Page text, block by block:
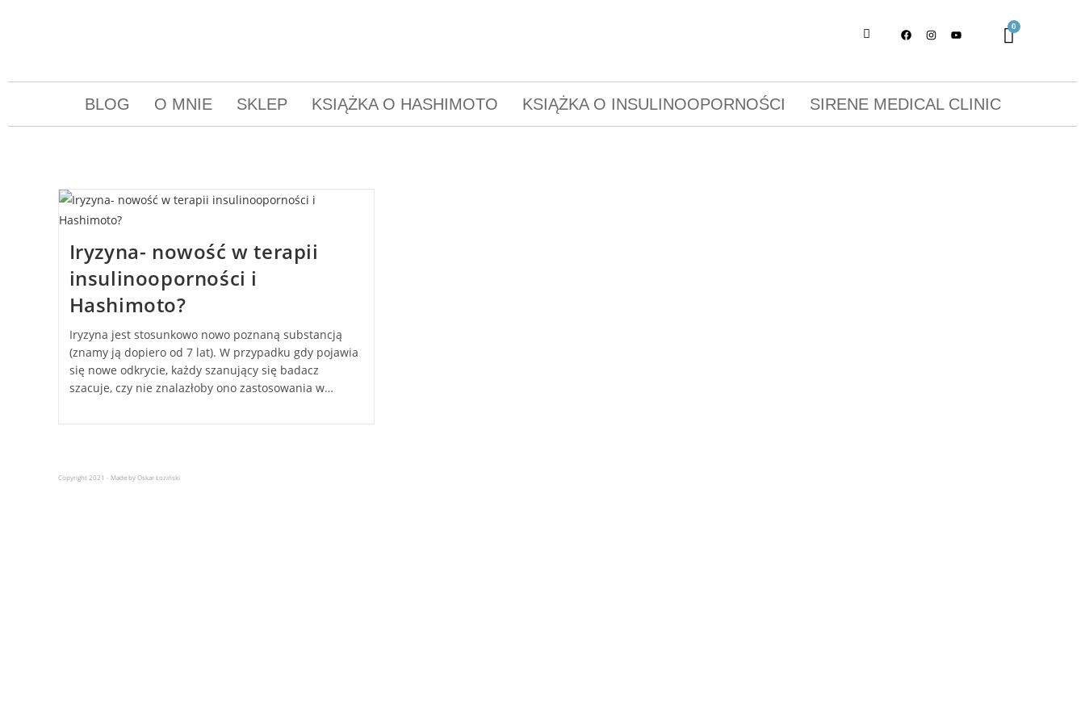
BLOG O MNIE SKLEP KSIĄŻKA O HASHIMOTO KSIĄŻKA O INSULINOOPORNOŚCI SIRENE MEDICAL CLINIC
Iryzyna- nowość w terapii
insulinooporności i
Hashimoto?
Iryzyna jest stosunkowo nowo poznaną substancją
(znamy ją dopiero od 7 lat). W przypadku gdy pojawia
się nowe odkrycie, każdy szanujący się badacz
szacuje, czy nie znalazłoby ono zastosowania w…
Copyright 2021 - Made by Oskar Łoziński